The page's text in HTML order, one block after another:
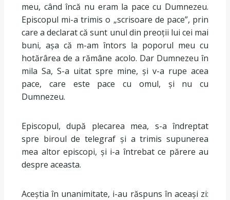
meu, când încă nu eram la pace cu Dumnezeu.
Episcopul mi-a trimis o „scrisoare de pace”, prin
care a declarat că sunt unul din preoții lui cei mai
buni, așa că m-am întors la poporul meu cu
hotărârea de a rămâne acolo. Dar Dumnezeu în
mila Sa, S-a uitat spre mine, și v-a rupe acea
pace, care este pace cu omul, și nu cu
Dumnezeu.
Episcopul, după plecarea mea, s-a îndreptat
spre biroul de telegraf și a trimis supunerea
mea altor episcopi, și i-a întrebat ce părere au
despre aceasta.
Aceștia în unanimitate, i-au răspuns în aceași zi: